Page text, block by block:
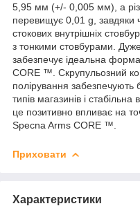
5,95 мм (+/- 0,005 мм), а
перевищує 0,01 g, завдяки
стокових внутрішніх
з тонкими стовбурами. Дуже
забезпечує ідеальна
CORE ™. Скрупульозний
полірування забезпечують
типів магазинів і
це позитивно впливає на
Specna Arms CORE ™.
Приховати
Характеристики